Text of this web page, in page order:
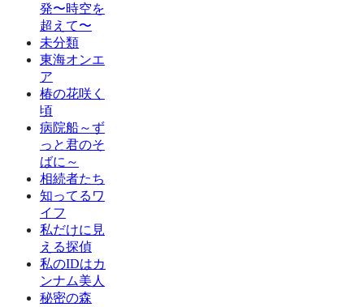
発〜時空を
超えて〜
未分類
東海オンエ
ア
椿の花咲く
頃
病院船～ず
っと君のそ
ばに～
相続者たち
知ってるワ
イフ
私だけに見
える探偵
私のIDはカ
ンナム美人
秘密の森